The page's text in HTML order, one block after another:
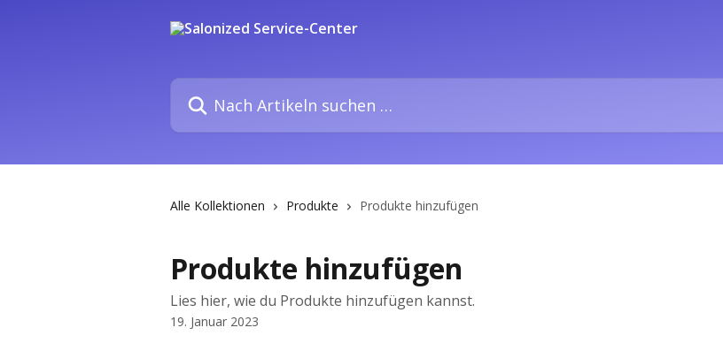
Nach Artikeln suchen …
Alle Kollektionen Produkte Produkte hinzufügen
Produkte hinzufügen
Lies hier, wie du Produkte hinzufügen kannst.
19. Januar 2023